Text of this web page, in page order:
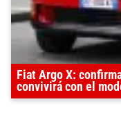
Fiat Argo X:
convivirá con el